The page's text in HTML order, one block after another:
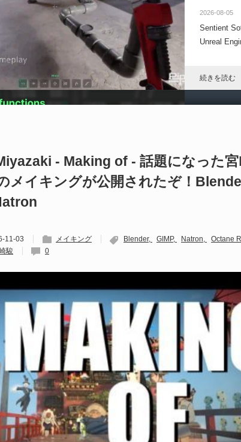
2026-08-05
Sentient
Unreal
続きを読む
やエデ
2026-08-03
スの
れています
Unityエ
わせて
2026-08-03
トレシピ
に翔泳社
続きを読む
- Making of - 話題になった宮
メイキングが公開されたぞ！
11-03 メイキング Blender GIMP Natron
Octane
駿 0